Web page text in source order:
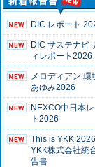
DIC レポート
DIC サステナビ
ィレポート2026
メロディアン 環
あゆみ2026
NEXCO中日本
ト2026
This is YKK 2026
YKK株式会社統
告書